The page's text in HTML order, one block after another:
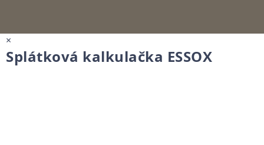
×
Splátková kalkulačka ESSOX